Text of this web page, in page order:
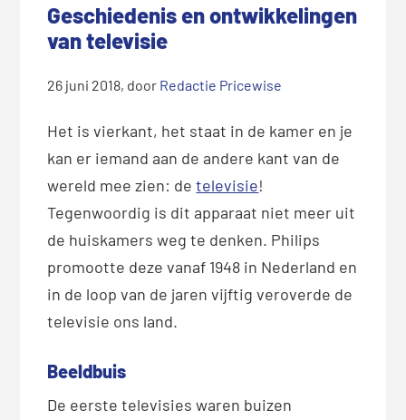
Geschiedenis en ontwikkelingen
van televisie
26 juni 2018, door Redactie Pricewise
Het is vierkant, het staat in de kamer en je
kan er iemand aan de andere kant van de
wereld mee zien: detelevisie!
Tegenwoordig is dit apparaat niet meer uit
de huiskamers weg te denken. Philips
promootte deze vanaf 1948 in Nederland en
in de loop van de jaren vijftig veroverde de
televisie ons land.
Beeldbuis
De eerste televisies waren buizen